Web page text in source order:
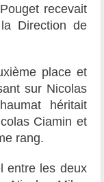
recevait
Direction de
place et
sur Nicolas
héritait
Ciamin et
rang.
entre les deux